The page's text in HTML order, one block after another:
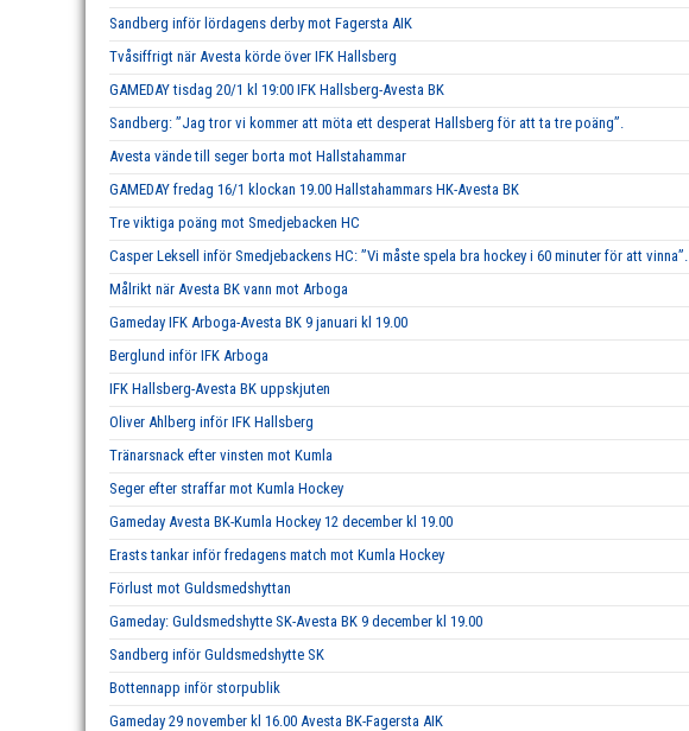
Sandberg inför lördagens derby mot Fagersta AIK
Tvåsiffrigt när Avesta körde över IFK Hallsberg
GAMEDAY tisdag 20/1 kl 19:00 IFK Hallsberg-Avesta BK
Sandberg: ”Jag tror vi kommer att möta ett desperat Hallsberg för att ta tre poäng”.
Avesta vände till seger borta mot Hallstahammar
GAMEDAY fredag 16/1 klockan 19.00 Hallstahammars HK-Avesta BK
Tre viktiga poäng mot Smedjebacken HC
Casper Leksell inför Smedjebackens HC: ”Vi måste spela bra hockey i 60 minuter för att vinna”.
Målrikt när Avesta BK vann mot Arboga
Gameday IFK Arboga-Avesta BK 9 januari kl 19.00
Berglund inför IFK Arboga
IFK Hallsberg-Avesta BK uppskjuten
Oliver Ahlberg inför IFK Hallsberg
Tränarsnack efter vinsten mot Kumla
Seger efter straffar mot Kumla Hockey
Gameday Avesta BK-Kumla Hockey 12 december kl 19.00
Erasts tankar inför fredagens match mot Kumla Hockey
Förlust mot Guldsmedshyttan
Gameday: Guldsmedshytte SK-Avesta BK 9 december kl 19.00
Sandberg inför Guldsmedshytte SK
Bottennapp inför storpublik
Gameday 29 november kl 16.00 Avesta BK-Fagersta AIK